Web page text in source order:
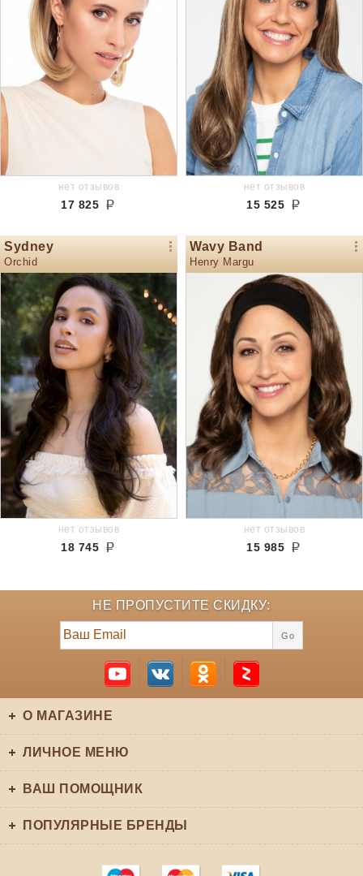
нет отзывов
17 825
нет отзывов
15 525
Sydney
Orchid
нет отзывов
18 745
Wavy Band
Henry Margu
нет отзывов
15 985
НЕ ПРОПУСТИТЕ СКИДКУ:
Go
О МАГАЗИНЕ
ЛИЧНОЕ МЕНЮ
ВАШ ПОМОЩНИК
ПОПУЛЯРНЫЕ БРЕНДЫ